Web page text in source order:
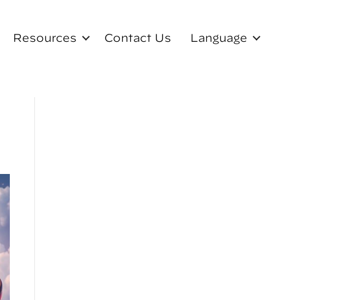
Resources Contact Us Language